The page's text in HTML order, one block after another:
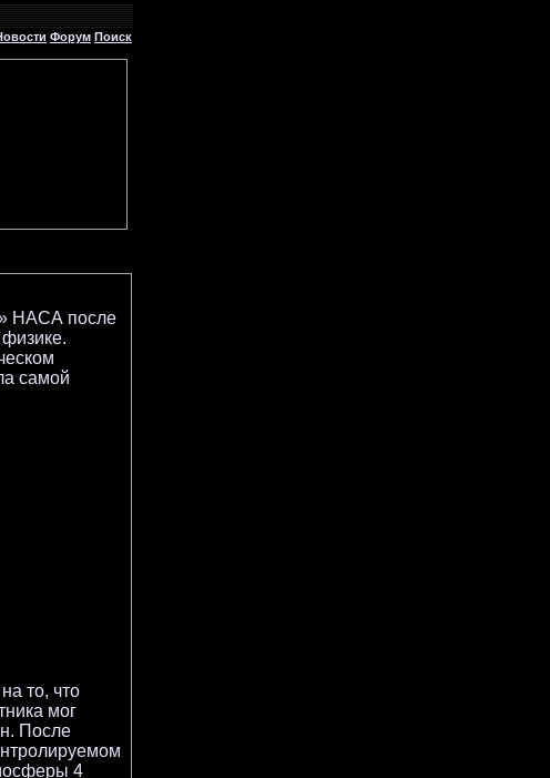
Форум Поиск
НАСА после
самой
то, что
мог
После
4